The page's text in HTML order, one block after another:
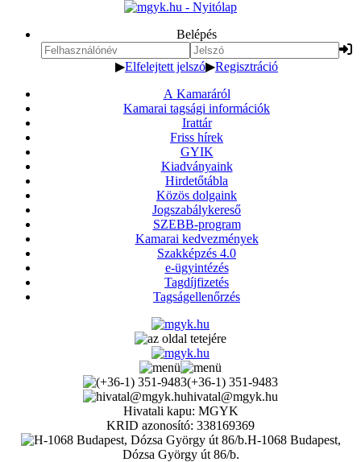
Belépés
▶Elfelejtett jelszó▶Regisztráció
A Kamaráról
Kamarai tagsági információk
Irattár
Friss hírek
GYIK
Kiadványaink
Hirdetőtábla
Közös dolgaink
Jogszabálykereső
SZEBB-program
Kamarai kedvezmények
Szakképzés 4.0
e-ügyintézés
Tagdíjfizetés
Tagságellenőrzés
(+36-1) 351-9483
hivatal@mgyk.hu
Hivatali kapu: MGYK
KRID azonosító: 338169369
H-1068 Budapest,
Dózsa György út 86/b.